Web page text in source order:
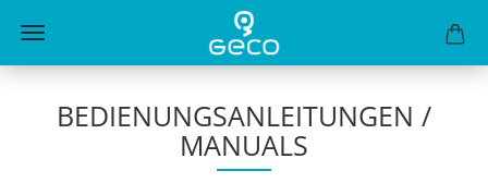
BEDIENUNGSANLEITUNGEN /
MANUALS